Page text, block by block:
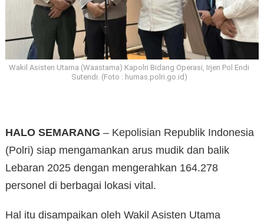
Wakil Asisten Utama (Waastama) Kapolri Bidang Operasi, Irjen Pol Endi
Sutendi. (Foto : humas.polri.go.id)
HALO SEMARANG – Kepolisian Republik Indonesia
(Polri) siap mengamankan arus mudik dan balik
Lebaran 2025 dengan mengerahkan 164.278
personel di berbagai lokasi vital.
Hal itu disampaikan oleh Wakil Asisten Utama